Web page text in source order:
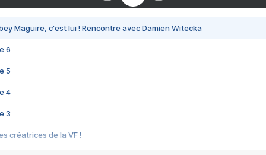
Maguire, c'est lui ! Rencontre avec Damien Witecka
6
5
4
3
créatrices de la VF !